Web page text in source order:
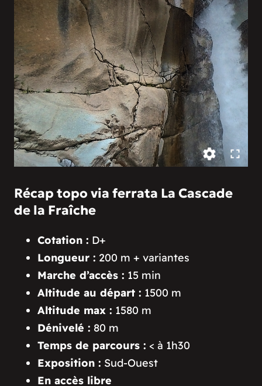
Récap topo via ferrata La Cascade
de la Fraîche
Cotation : D+
Longueur : 200 m + variantes
Marche d’accès : 15 min
Altitude au départ : 1500 m
Altitude max : 1580 m
Dénivelé : 80 m
Temps de parcours : < à 1h30
Exposition : Sud-Ouest
En accès libre